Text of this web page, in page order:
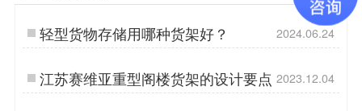
轻型货物存储用哪种货架好？ 2024.06.24
江苏赛维亚重型阁楼货架的设计要点 2023.12.04